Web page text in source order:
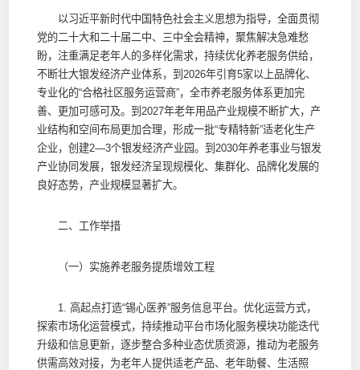
以习近平新时代中国特色社会主义思想为指导，全面贯彻
党的二十大和二十届二中、三中全会精神，聚焦解决急难愁
盼，注重满足老年人的多样化需求，持续优化养老服务供给，
不断壮大银发经济产业体系，到2026年引育5家以上品牌化、
专业化的“合格社区服务运营商”，全市养老服务体系更加完
善、更加可感可及。到2027年老年用品产业规模不断扩大，产
业结构和空间布局更加合理，形成一批“专精特新”适老化生产
企业，创建2—3个银发经济产业园。到2030年养老事业与银发
产业协同发展，银发经济呈现规模化、集群化、品牌化发展的
良好态势，产业规模显著扩大。
二、工作举措
（一）实施养老服务提质增效工程
1. 高起点打造“锡心医养”服务信息平台。优化运营方式，
探索市场化运营模式，持续推动平台市场化服务模块功能迭代
升级和信息更新，逐步整合多种业态优质资源，推动为老服务
供需高效对接，为老年人提供适老产品、老年助餐、生活照